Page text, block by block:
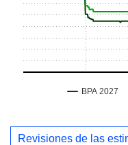
Revisiones de las